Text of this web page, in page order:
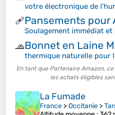
votre électronique de
🩹Pansements pour
Soulagement immédiat
🧢Bonnet en Laine
thermique naturelle pour
En tant que Partenaire Amazon,
les achats éligibles
La Fumade
France >Occitanie >